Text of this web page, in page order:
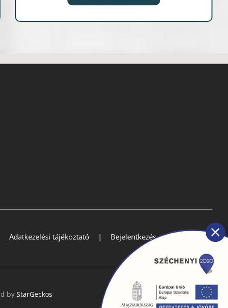
Adatkezelési tájékoztató Bejelentkezés
by StarGeckos